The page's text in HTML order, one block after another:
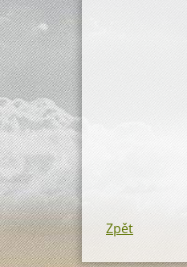
Zpět